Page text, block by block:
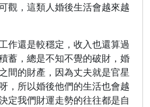
觀，這類人婚後生活會越來越
作還是較穩定，收入也還算過
蓄，總是不知不覺的破財，婚
間的財產，因為丈夫就是官星
，所以婚後他們的生活也會越
定我們財運走勢的往往都是自